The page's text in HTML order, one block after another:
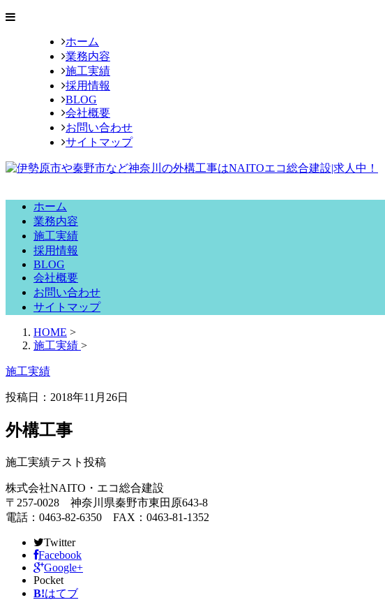
ホーム
業務内容
施工実績
採用情報
BLOG
会社概要
お問い合わせ
サイトマップ
ホーム
業務内容
施工実績
採用情報
BLOG
会社概要
お問い合わせ
サイトマップ
HOME >
施工実績 >
施工実績
投稿日： 2018年11月26日
外構工事
施工実績テスト投稿
株式会社NAITO・エコ総合建設
〒257-0028 神奈川県秦野市東田原643-8
電話：0463-82-6350 FAX：0463-81-1352
Twitter
Facebook
Google+
Pocket
B!はてブ